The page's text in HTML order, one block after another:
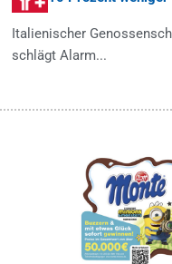
Italienischer
schlägt Alarm...